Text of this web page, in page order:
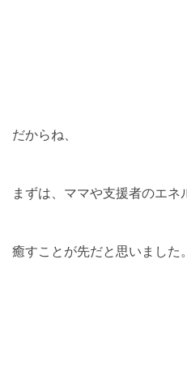
だからね、
まずは、ママや支援者のエネ
癒すことが先だと思いました。